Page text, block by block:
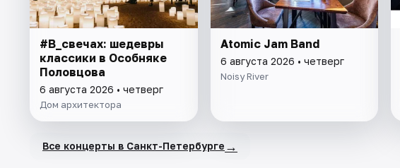
#В_свечах: шедевры
классики в Особняке
Половцова
6 августа 2026 • четверг
Дом архитектора
Atomic Jam Band
6 августа 2026 • четверг
Noisy River
Все концерты в Санкт-Петербурге →